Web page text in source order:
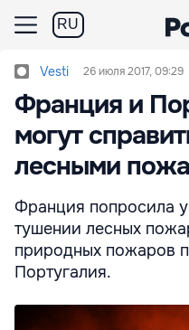
RU
Vesti 26 июля 2017, 09:29
Франция и
могут
лесными
Франция попросила
тушении лесных
природных пожаров
Португалия.